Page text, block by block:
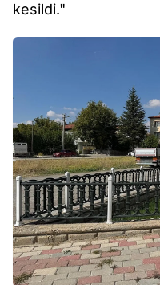
kesildi."